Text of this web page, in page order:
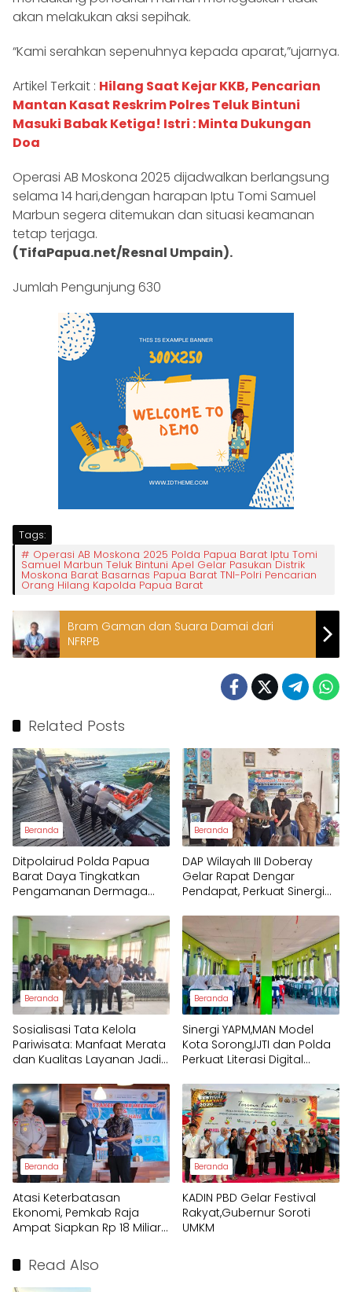
akan melakukan aksi sepihak.
“Kami serahkan sepenuhnya kepada aparat,”ujarnya.
Artikel Terkait : Hilang Saat Kejar KKB, Pencarian
Mantan Kasat Reskrim Polres Teluk Bintuni
Masuki Babak Ketiga! Istri : Minta Dukungan
Doa
Operasi AB Moskona 2025 dijadwalkan berlangsung
selama 14 hari,dengan harapan Iptu Tomi Samuel
Marbun segera ditemukan dan situasi keamanan
tetap terjaga.
(TifaPapua.net/Resnal Umpain).
Jumlah Pengunjung 630
Tags:
Operasi AB Moskona 2025 Polda Papua Barat Iptu Tomi
Samuel Marbun Teluk Bintuni Apel Gelar Pasukan Distrik
Moskona Barat Basarnas Papua Barat TNI-Polri Pencarian
Orang Hilang Kapolda Papua Barat
Bram Gaman dan Suara Damai dari
NFRPB
Related Posts
Beranda
Ditpolairud Polda Papua
Barat Daya Tingkatkan
Pengamanan Dermaga
Beranda
DAP Wilayah III Doberay
Gelar Rapat Dengar
Pendapat, Perkuat Sinergi
Masyarakat Adat
Mengawal Pembangunan
Papua Barat Daya
Beranda
Sosialisasi Tata Kelola
Pariwisata: Manfaat Merata
dan Kualitas Layanan Jadi
Beranda
Sinergi YAPM,MAN Model
Kota Sorong,IJTI dan Polda
Perkuat Literasi Digital
Beranda
Atasi Keterbatasan
Ekonomi, Pemkab Raja
Ampat Siapkan Rp 18 Miliar
2026
Beranda
KADIN PBD Gelar Festival
Rakyat,Gubernur Soroti
UMKM
Read Also